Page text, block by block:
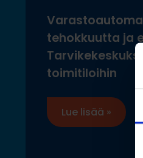
tehokkuutta ja
toimitiloihin
Lue lisää »